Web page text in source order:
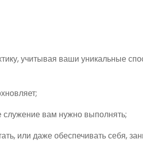
учитывая ваши уникальные
служение вам нужно выполнять;
или даже обеспечивать себя,